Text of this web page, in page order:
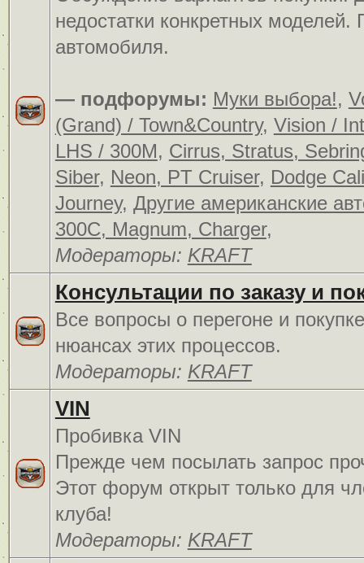
недостатки конкретных
автомобиля.
— подфорумы: Муки выбора!,
(Grand) / Town&Country, Vision /
LHS / 300M, Cirrus, Stratus,
Siber, Neon, PT Cruiser, Dodge
Journey, Другие американские
300C, Magnum, Charger,
Модераторы: KRAFT
Консультации по заказу и
Все вопросы о перегоне и
нюансах этих процессов.
Модераторы: KRAFT
VIN
Пробивка VIN
Прежде чем посылать запрос
Этот форум открыт только для
клуба!
Модераторы: KRAFT